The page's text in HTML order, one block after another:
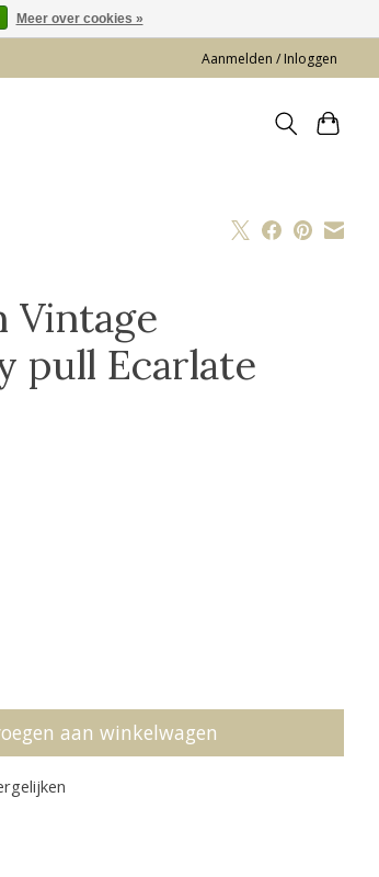
Aanmelden / Inloggen
Vintage
pull Ecarlate
aan winkelwagen
Meer over cookies »